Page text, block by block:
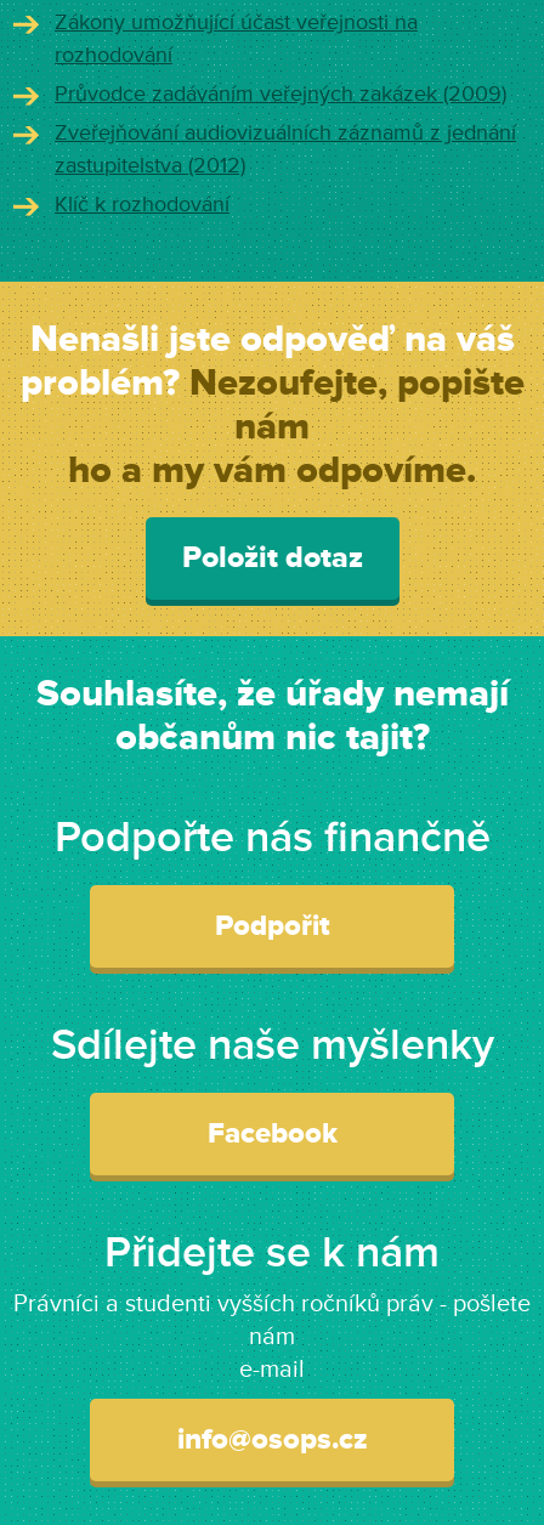
Zákony umožňující účast veřejnosti na
rozhodování
Průvodce zadáváním veřejných zakázek (2009)
Zveřejňování audiovizuálních záznamů z jednání
zastupitelstva (2012)
Klíč k rozhodování
Nenašli jste odpověď na váš
problém?Nezoufejte, popište
nám
ho a my vám odpovíme.
Položit dotaz
Souhlasíte, že úřady nemají
občanům nic tajit?
Podpořte nás finančně
Podpořit
Sdílejte naše myšlenky
Facebook
Přidejte se k nám
Právníci a studenti vyšších ročníků práv - pošlete
nám
e-mail
info@osops.cz